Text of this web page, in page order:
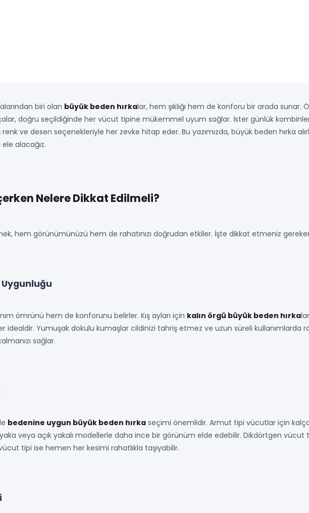
biri olan büyük beden hırkalar, hem şıklığı hem de konforu bir arada sunar.
doğru seçildiğinde her vücut tipine mükemmel uyum sağlar. İster günlük
ve desen seçenekleriyle her zevke hitap eder. Bu yazımızda, büyük beden hırka
alacağız.
Nelere Dikkat Edilmeli?
hem görünümünüzü hem de rahatınızı doğrudan etkiler. İşte dikkat etmeniz
ömrünü hem de konforunu belirler. Kış ayları için kalın örgü büyük beden hırka
Yumuşak dokulu kumaşlar cildinizi tahriş etmez ve uzun süreli kullanımlarda
sağlar.
bedenine uygun büyük beden hırka seçimi önemlidir. Armut tipi vücutlar için kalça
veya açık yakalı modellerle daha ince bir görünüm elde edebilir. Dikdörtgen
vücut tipi ise hemen her kesimi rahatlıkla taşıyabilir.